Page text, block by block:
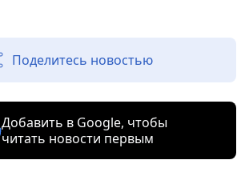
Поделитесь новостью
Добавить в Google, чтобы
читать новости первым